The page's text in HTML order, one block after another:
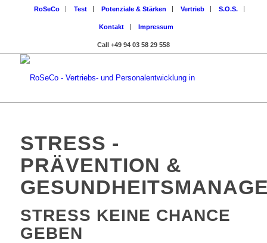
RoSeCo Test Potenziale & Stärken Vertrieb S.O.S.
Kontakt Impressum
Call +49 94 03 58 29 558
STRESS -
PRÄVENTION &
STRESS KEINE CHANCE
GEBEN